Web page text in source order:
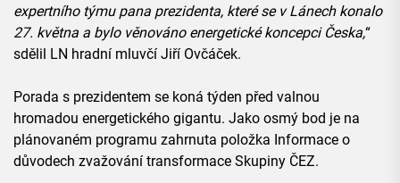
expertního týmu pana prezidenta, které se v Lánech konalo
27. května a bylo věnováno energetické koncepci Česka,“
sdělil LN hradní mluvčí Jiří Ovčáček.
Porada s prezidentem se koná týden před valnou
hromadou energetického gigantu. Jako osmý bod je na
plánovaném programu zahrnuta položka Informace o
důvodech zvažování transformace Skupiny ČEZ.